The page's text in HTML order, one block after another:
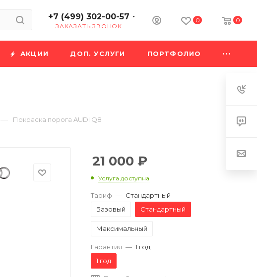
+7 (499) 302-00-57
ЗАКАЗАТЬ ЗВОНОК
0 0
АКЦИИ ДОП. УСЛУГИ ПОРТФОЛИО
— Покраска порога AUDI Q8
21 000 ₽
Услуга доступна
Тариф — Стандартный
Базовый
Стандартный
Максимальный
Гарантия — 1 год
1 год